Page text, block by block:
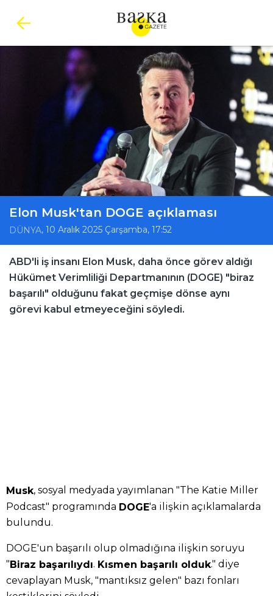
Elon Musk'tan DOGE açıklaması
DÜNYA, 10 Aralık 2025 Çarşamba, 17:52
ABD'li iş insanı Elon Musk, daha önce görev aldığı
Hükümet Verimliliği Departmanının (DOGE) "biraz
başarılı" olduğunu fakat geçmişe dönse aynı
görevi kabul etmeyeceğini söyledi.
Musk, sosyal medyada yayımlanan "The Katie Miller
Podcast" programında DOGE'a ilişkin açıklamalarda
bulundu.
DOGE'un başarılı olup olmadığına ilişkin soruyu
" Biraz başarılıydı. Kısmen başarılı olduk." diye
cevaplayan Musk, "mantıksız gelen" bazı fonları